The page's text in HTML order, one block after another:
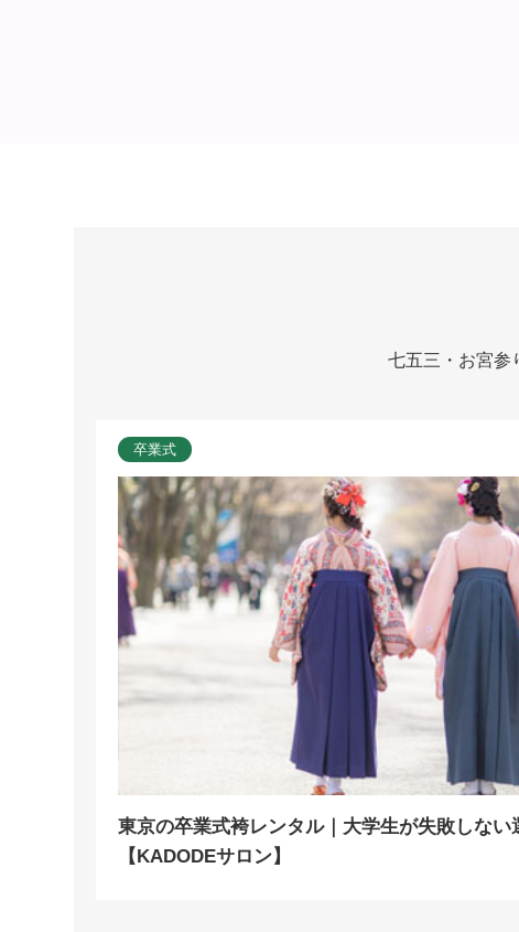
七五三・お宮参
卒業式
東京の卒業式袴レンタル｜大学生が失敗しな
【KADODEサロン】